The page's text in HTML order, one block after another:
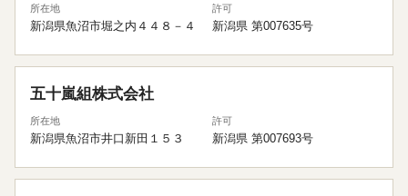
所在地
新潟県魚沼市堀之内４４８－４
許可
新潟県 第007635号
五十嵐組株式会社
所在地
新潟県魚沼市井口新田１５３
許可
新潟県 第007693号